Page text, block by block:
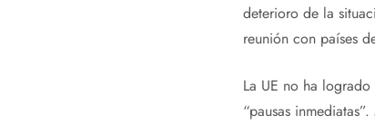
deterioro de la
reunión con países
La UE no ha
“pausas